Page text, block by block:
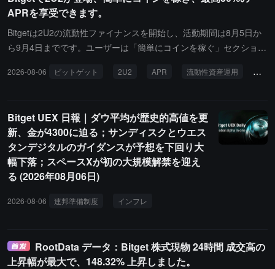
のユーザーは、イベント終了後に3%のXAUT投資利息クーポンを受
け取ることができます；初めてPoolXに参加し、純入金条件を満た
すユーザーは、12% APRのXAUT利息クーポンも受け取ることがで
APRを享受できます。
Bitgetは2U2の流動性ファイナンスを開始し、活動期間は8月5日か
ら9月4日までです。ユーザーは「簡単にコインを稼ぐ」セクション
たりの購入上限は3,600,000枚の2U2です。
2026-08-06 ビットゲット 2U2 APR 流動性資産運用 簡
Bitget UEX 日報｜ダウ平均が歴史的高値を更
新、金が4300に迫る；サンディスクとウエス
タンデジタルのガイダンスが予想を下回り大
幅下落；スペースXが初の大規模解禁を迎え
る (2026年08月06日)
2026-08-06 連邦準備制度 インフレ
RootData データ：Bitget 株式現物 24時間 成交高の
上昇幅が最大で、148.32% 上昇しました。